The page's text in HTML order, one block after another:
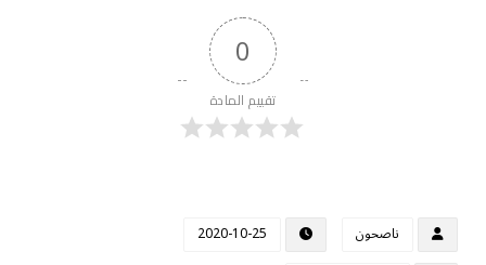
0
تقييم المادة
ناصحون
2020-10-25